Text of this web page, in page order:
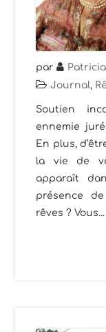
par
Journal,
Soutien
ennemie
En plus,
la vie de
apparaît
présence
rêves ? Vous...